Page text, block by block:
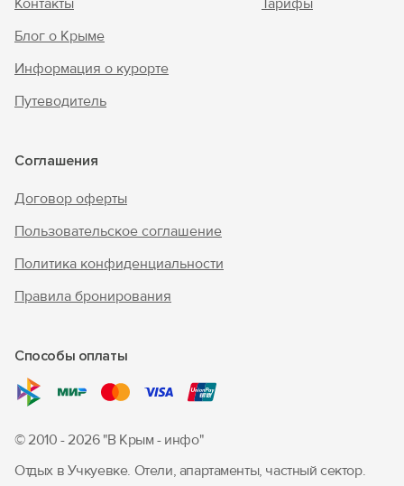
Контакты
Блог о Крыме
Информация о курорте
Путеводитель
Тарифы
Соглашения
Договор оферты
Пользовательское соглашение
Политика конфиденциальности
Правила бронирования
Способы оплаты
© 2010 - 2026 "В Крым - инфо"
Отдых в Учкуевке. Отели, апартаменты, частный сектор.